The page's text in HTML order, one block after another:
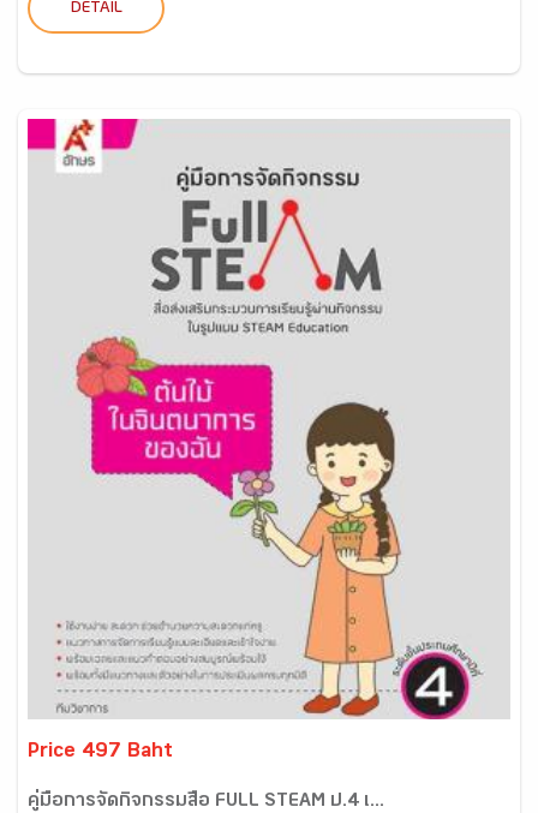
DETAIL
Price 497 Baht
คู่มือการจัดกิจกรรมสื่อ FULL STEAM ป.4 เ...